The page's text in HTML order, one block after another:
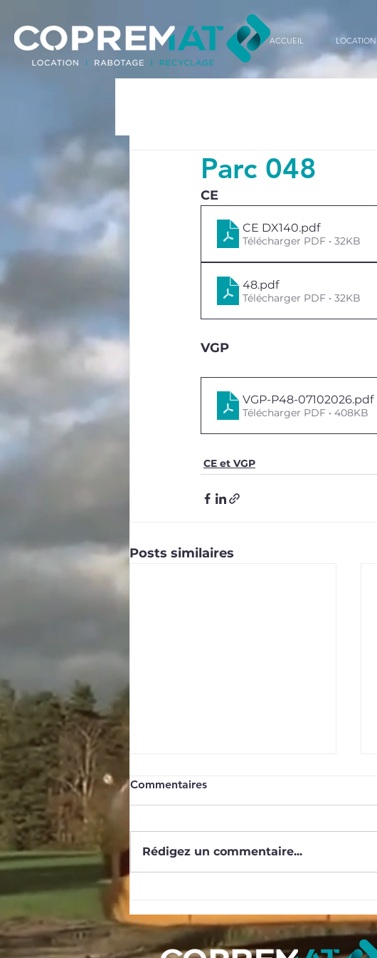
ACCUEIL LOCATION
Parc 048
CE
CE DX140.pdf
Télécharger PDF • 32KB
48.pdf
Télécharger PDF • 32KB
VGP
VGP-P48-07102026.pdf
Télécharger PDF • 408KB
CE et VGP
Posts similaires
Parc 062
CE VGP
Commentaires
Rédigez un commentaire...